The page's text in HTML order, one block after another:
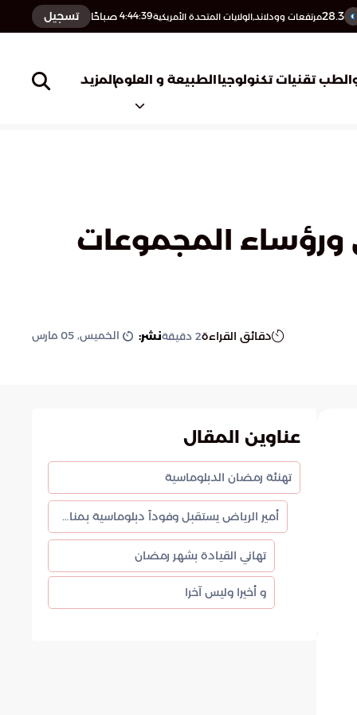
28.3مرتفعات وودلاند,الولايات المتحدة الأمريكية4:44:40 صباحًا تسجيل
تقنيات تكنولوجياالطبيعة و العلومالمزيد
ورؤساء المجموعات
دقائق القراءة2 دقيقةنشر: الخميس, 05 مارس
عناوين المقال
تهنئة رمضان الدبلوماسية
أمير الرياض يستقبل وفوداً دبلوماسية بمناسبة الشهر الفضيل
تهاني القيادة بشهر رمضان
و أخيرا وليس آخرا